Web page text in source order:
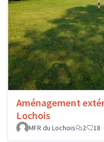
Aménagement
Lochois
MFR du Lochois
2 18